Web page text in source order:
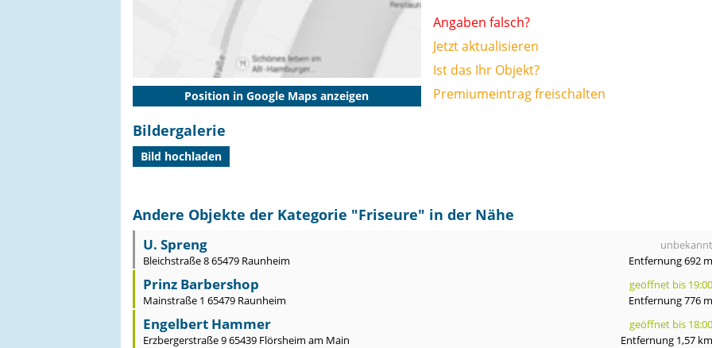
Position in Google Maps anzeigen
Angaben falsch?
Jetzt aktualisieren
Ist das Ihr Objekt?
Premiumeintrag freischalten
Bildergalerie
Bild hochladen
Andere Objekte der Kategorie "Friseure" in der Nähe
U. Spreng
unbekannt
Bleichstraße 8 65479 Raunheim
Entfernung 692 m
Prinz Barbershop
geöffnet bis 19:00
Mainstraße 1 65479 Raunheim
Entfernung 776 m
Engelbert Hammer
geöffnet bis 18:00
Erzbergerstraße 9 65439 Flörsheim am Main
Entfernung 1,57 km